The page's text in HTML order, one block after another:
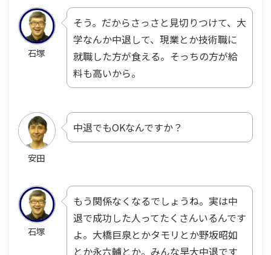
石塚
そう。だからさっさと見切りつけて、大
学なんか中退して、現業とか技術職に
就職した方が食える。そっちの方が給
料も高いから。
安田
中退でもOKなんですか？
石塚
もう関係なくなるでしょうね。実は中
退で成功した人ってたくさんいるんです
よ。大橋巨泉とかタモリとか野坂昭如
とか永六輔とか。みんな早大中退です